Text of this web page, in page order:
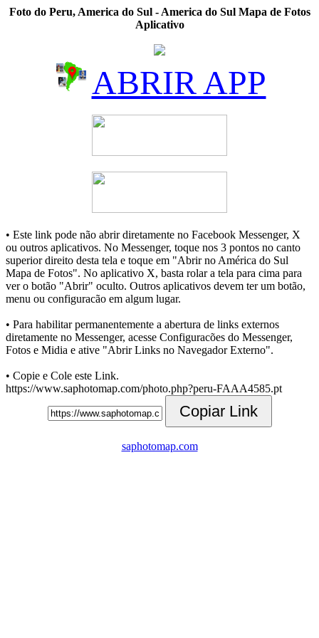
Foto do Peru, America do Sul - America do Sul Mapa de Fotos
Aplicativo
ABRIR APP
• Este link pode não abrir diretamente no Facebook Messenger, X
ou outros aplicativos. No Messenger, toque nos 3 pontos no canto
superior direito desta tela e toque em "Abrir no América do Sul
Mapa de Fotos". No aplicativo X, basta rolar a tela para cima para
ver o botão "Abrir" oculto. Outros aplicativos devem ter um botão,
menu ou configuracão em algum lugar.
• Para habilitar permanentemente a abertura de links externos
diretamente no Messenger, acesse Configuracões do Messenger,
Fotos e Midia e ative "Abrir Links no Navegador Externo".
• Copie e Cole este Link.
https://www.saphotomap.com/photo.php?peru-FAAA4585.pt
Copiar Link
saphotomap.com